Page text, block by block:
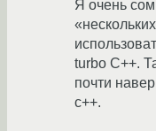
Я очень
turbo C++.
почти
c++.